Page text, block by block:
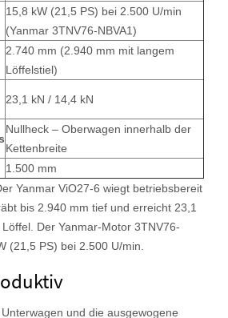
15,8 kW (21,5 PS) bei 2.500 U/min
(Yanmar 3TNV76-NBVA1)
2.740 mm (2.940 mm mit langem
Löffelstiel)
23,1 kN / 14,4 kN
Nullheck – Oberwagen innerhalb der
Kettenbreite
1.500 mm
Yanmar ViO27-6 wiegt betriebsbereit
bis 2.940 mm tief und erreicht 23,1
Der Yanmar-Motor 3TNV76-
(21,5 PS) bei 2.500 U/min.
und die ausgewogene